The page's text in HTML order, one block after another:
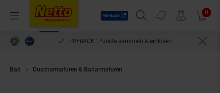
Menü
Payback
Suchfeld einblenden
Prospekte 0
PAYBACK °Punkte sammeln & einlösen
Bad Duscharmaturen & Badarmaturen